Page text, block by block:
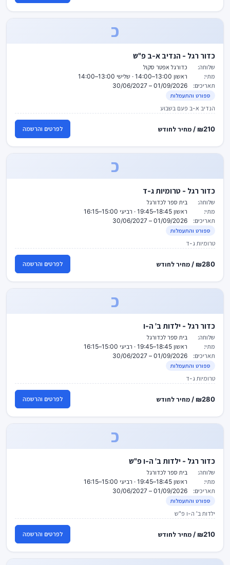
כ
כדור רגל - הנדיב א-ב פ"ש
שלוחה:
כדורגל אפטר סקול
מתי:
ראשון 13:00–14:00 · שלישי 13:00–14:00
תאריכים:
01/09/2026 – 30/06/2027
ספורט והתעמלות
הנדיב א-ב פעם בשבוע
₪210 / מחיר לחודש לפרטים והרשמה
כ
כדור רגל - טרומיות ג-ד
שלוחה:
בית ספר לכדורגל
מתי:
ראשון 18:45–19:45 · רביעי 15:00–16:15
תאריכים:
01/09/2026 – 30/06/2027
ספורט והתעמלות
טרומיות ג-ד
₪280 / מחיר לחודש לפרטים והרשמה
כ
כדור רגל - ילדות ב' ה-ו
שלוחה:
בית ספר לכדורגל
מתי:
ראשון 18:45–19:45 · רביעי 15:00–16:15
תאריכים:
01/09/2026 – 30/06/2027
ספורט והתעמלות
טרומיות ג-ד
₪280 / מחיר לחודש לפרטים והרשמה
כ
כדור רגל - ילדות ב' ה-ו פ"ש
שלוחה:
בית ספר לכדורגל
מתי:
ראשון 18:45–19:45 · רביעי 15:00–16:15
תאריכים:
01/09/2026 – 30/06/2027
ספורט והתעמלות
ילדות ב' ה-ו פ"ש
₪210 / מחיר לחודש לפרטים והרשמה